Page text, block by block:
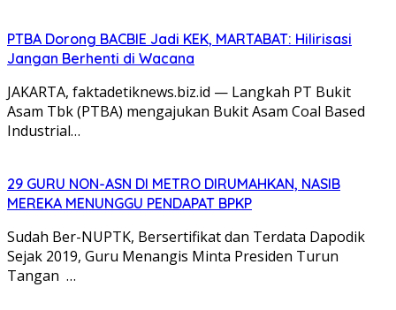
PTBA Dorong BACBIE Jadi KEK, MARTABAT: Hilirisasi
Jangan Berhenti di Wacana
JAKARTA, faktadetiknews.biz.id — Langkah PT Bukit
Asam Tbk (PTBA) mengajukan Bukit Asam Coal Based
Industrial…
29 GURU NON-ASN DI METRO DIRUMAHKAN, NASIB
MEREKA MENUNGGU PENDAPAT BPKP
Sudah Ber-NUPTK, Bersertifikat dan Terdata Dapodik
Sejak 2019, Guru Menangis Minta Presiden Turun
Tangan …